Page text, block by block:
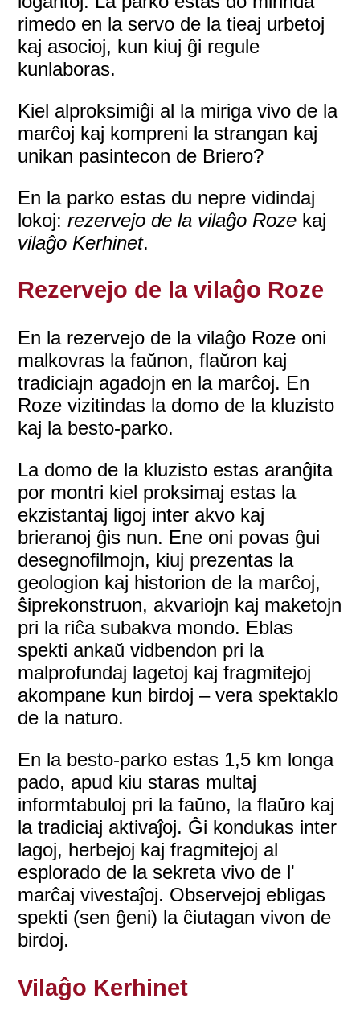
rimedo en la servo de la tieaj urbetoj
kaj asocioj, kun kiuj ĝi regule
kunlaboras.
Kiel alproksimiĝi al la miriga vivo de la
marĉoj kaj kompreni la strangan kaj
unikan pasintecon de Briero?
En la parko estas du nepre vidindaj
lokoj:rezervejo de la vilaĝo Roze kaj
vilaĝo Kerhinet.
Rezervejo de la vilaĝo Roze
En la rezervejo de la vilaĝo Roze oni
malkovras la faŭnon, flaŭron kaj
tradiciajn agadojn en la marĉoj. En
Roze vizitindas la domo de la kluzisto
kaj la besto-parko.
La domo de la kluzisto estas aranĝita
por montri kiel proksimaj estas la
ekzistantaj ligoj inter akvo kaj
brieranoj ĝis nun. Ene oni povas ĝui
desegnofilmojn, kiuj prezentas la
geologion kaj historion de la marĉoj,
ŝiprekonstruon, akvariojn kaj maketojn
pri la riĉa subakva mondo. Eblas
spekti ankaŭ vidbendon pri la
malprofundaj lagetoj kaj fragmitejoj
akompane kun birdoj – vera spektaklo
de la naturo.
En la besto-parko estas 1,5 km longa
pado, apud kiu staras multaj
informtabuloj pri la faŭno, la flaŭro kaj
la tradiciaj aktivaĵoj. Ĝi kondukas inter
lagoj, herbejoj kaj fragmitejoj al
esplorado de la sekreta vivo de l'
marĉaj vivestaĵoj. Observejoj ebligas
spekti (sen ĝeni) la ĉiutagan vivon de
birdoj.
Vilaĝo Kerhinet